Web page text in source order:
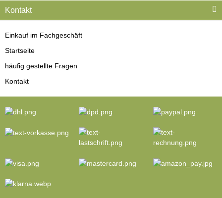
Kontakt
Einkauf im Fachgeschäft
Startseite
häufig gestellte Fragen
Kontakt